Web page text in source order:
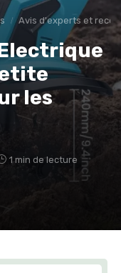
Avis d'experts et
les
1 min de lecture